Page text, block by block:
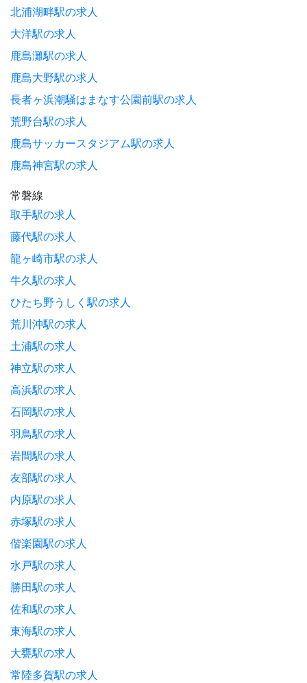
北浦湖畔駅の求人
大洋駅の求人
鹿島灘駅の求人
鹿島大野駅の求人
長者ヶ浜潮騒はまなす公園前駅の求人
荒野台駅の求人
鹿島サッカースタジアム駅の求人
鹿島神宮駅の求人
常磐線
取手駅の求人
藤代駅の求人
龍ヶ崎市駅の求人
牛久駅の求人
ひたち野うしく駅の求人
荒川沖駅の求人
土浦駅の求人
神立駅の求人
高浜駅の求人
石岡駅の求人
羽鳥駅の求人
岩間駅の求人
友部駅の求人
内原駅の求人
赤塚駅の求人
偕楽園駅の求人
水戸駅の求人
勝田駅の求人
佐和駅の求人
東海駅の求人
大甕駅の求人
常陸多賀駅の求人